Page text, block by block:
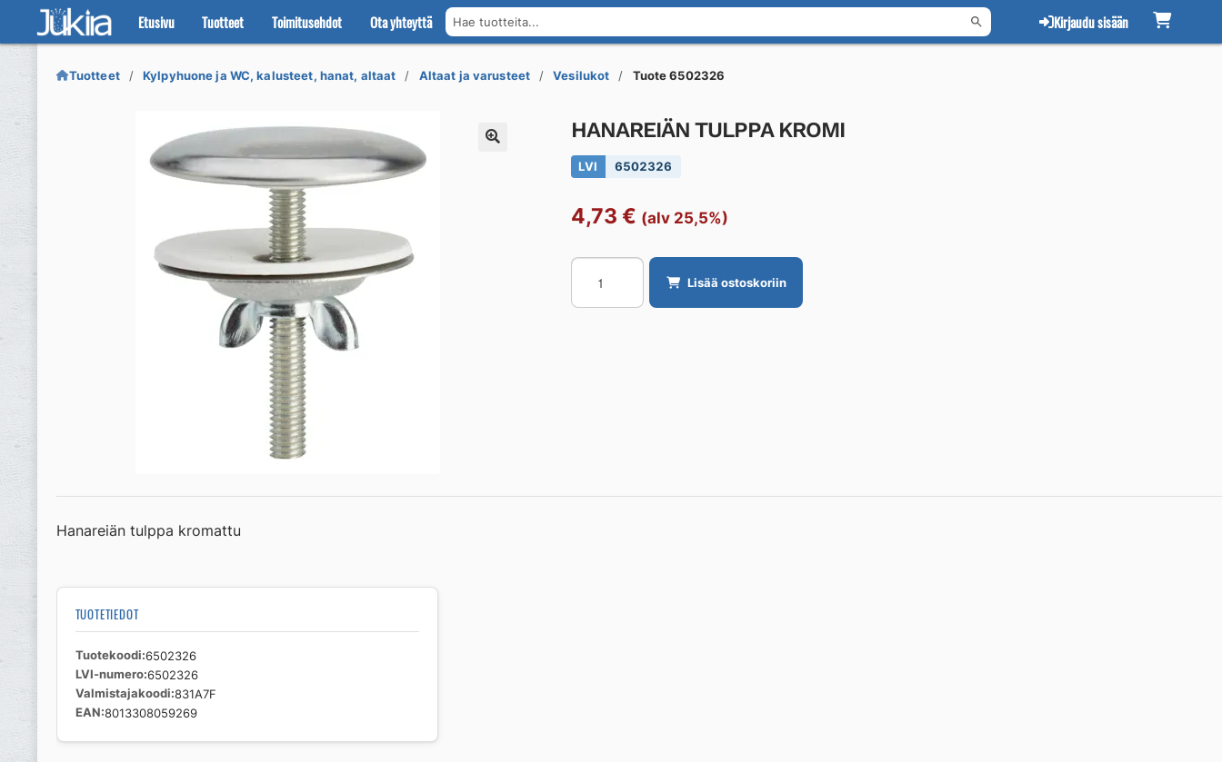
Etusivu Tuotteet Toimitusehdot Ota yhteyttä Hae tuotteita... Kirjaudu sisään
Siirry
navigointiin
Siirry
sisältöön
Tuotteet Kylpyhuone ja WC, kalusteet, hanat, altaat Altaat ja varusteet Vesilukot Tuote 6502326
HANAREIÄN TULPPA KROMI
LVI 6502326
4,73 € (alv 25,5%)
HANAREIÄN
TULPPA
KROMI
Lisää ostoskoriin
Hanareiän tulppa kromattu
TUOTETIEDOT
Tuotekoodi 6502326
LVI-numero 6502326
Valmistajakoodi 831A7F
EAN 8013308059269